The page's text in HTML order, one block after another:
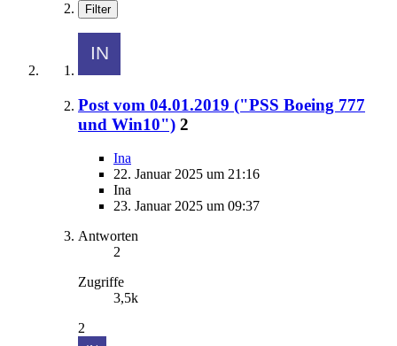
Filter
Post vom 04.01.2019 ("PSS Boeing 777
und Win10") 2
Ina
22. Januar 2025 um 21:16
Ina
23. Januar 2025 um 09:37
Antworten
2
Zugriffe
3,5k
2